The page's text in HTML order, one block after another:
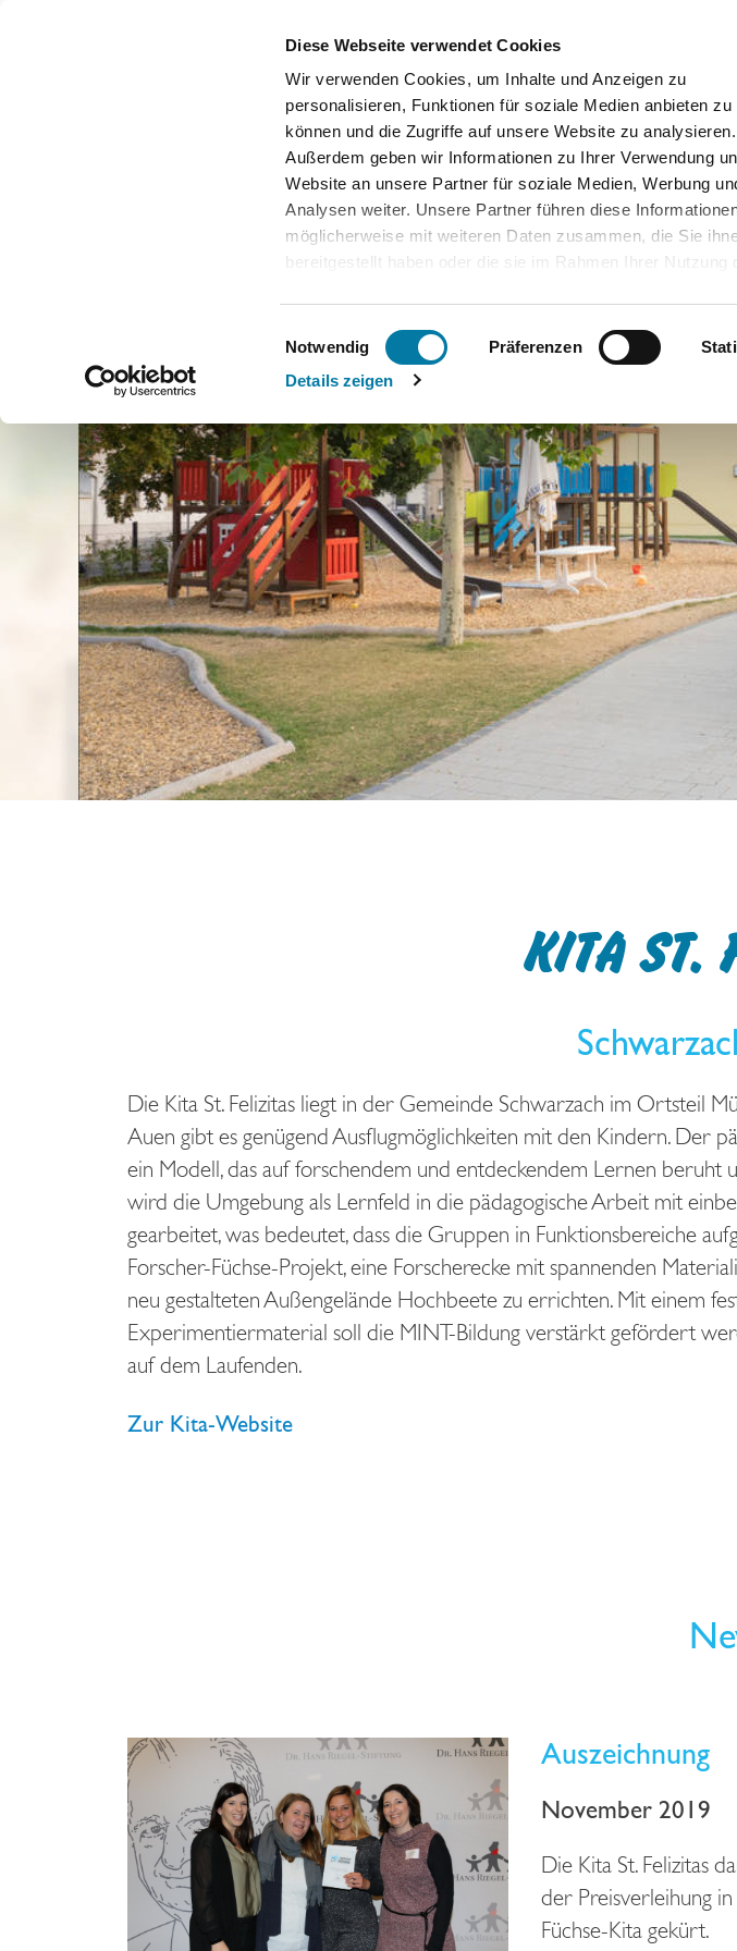
Diese Webseite verwendet Cookies
Wir verwenden Cookies, um Inhalte und Anzeigen zu
personalisieren, Funktionen für soziale Medien anbieten zu
können und die Zugriffe auf unsere Website zu analysieren.
Außerdem geben wir Informationen zu Ihrer Verwendung
Website an unsere Partner für soziale Medien, Werbung
Analysen weiter. Unsere Partner führen diese
möglicherweise mit weiteren Daten zusammen, die Sie
bereitgestellt haben oder die sie im Rahmen Ihrer Nutzung
in den USA. Die Europäische Kommission hat am 10. Juli
einen Angemessenheitsbeschluss gefasst, der ein
Datenschutzniveau für Datenverarbeitungen durch nach
bescheinigt. Sowohl die Liste der zertifizierten
auch weitere Informationen zu dem Data Privacy
können Sie auf der Website des Handelsministeriums der
unter
https://www.dataprivacyframework.gov. Bei nicht-
zertifizierten Unternehmen besteht weiterhin das Risiko,
Daten durch US-Behörden zu Kontroll- und
Überwachungszwecken verarbeitet werden könnten, ohne
hiergegen ausreichende Rechtsmittel zur Verfügung stehen.
Indem Sie auf 'Alle Cookies zulassen' klicken, willigen Sie
Verwendung von Cookies und der Datenverarbeitung durch
unsere Partner ein, einschließlich möglicher
in die USA.
Wenn Sie auf "Nur notwendige Cookies" klicken, findet keine
Übermittlung an Dritte oder in die USA statt. Sie können Ihre
Einwilligungsauswahl
Notwendig Präferenzen
Details zeigen
Das
KITA ST.
Die Kita St. Felizitas liegt in der Gemeinde Schwarzach im Ortsteil
Auen gibt es genügend Ausflugmöglichkeiten mit den Kindern. Der
ein Modell, das auf forschendem und entdeckendem Lernen beruht
wird die Umgebung als Lernfeld in die pädagogische Arbeit mit
gearbeitet, was bedeutet, dass die Gruppen in Funktionsbereiche
Forscher-Füchse-Projekt, eine Forscherecke mit spannenden
neu gestalteten Außengelände Hochbeete zu errichten. Mit einem
Experimentiermaterial soll die MINT-Bildung verstärkt gefördert
auf dem Laufenden.
Zur Kita-Website
Auszeichnung
November 2019
Die Kita St. Felizitas
der Preisverleihung
Füchse-Kita gekürt.